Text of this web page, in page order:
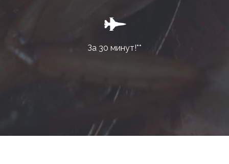
За 30 минут!**